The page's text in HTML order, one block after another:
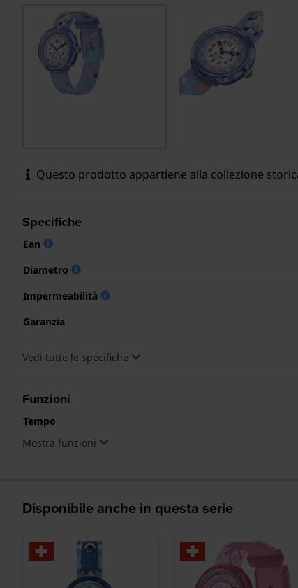
Questo prodotto appartiene alla collezione
Specifiche
Ean
Diametro
Impermeabilità
Garanzia
Vedi tutte le specifiche
Funzioni
Tempo
Mostra funzioni
Disponibile anche in questa serie